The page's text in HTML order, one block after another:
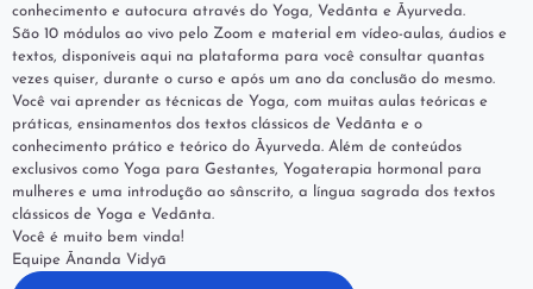
conhecimento e autocura através do Yoga, Vedānta e Āyurveda.
São 10 módulos ao vivo pelo Zoom e material em vídeo-aulas, áudios e
textos, disponíveis aqui na plataforma para você consultar quantas
vezes quiser, durante o curso e após um ano da conclusão do mesmo.
Você vai aprender as técnicas de Yoga, com muitas aulas teóricas e
práticas, ensinamentos dos textos clássicos de Vedānta e o
conhecimento prático e teórico do Āyurveda. Além de conteúdos
exclusivos como Yoga para Gestantes, Yogaterapia hormonal para
mulheres e uma introdução ao sânscrito, a língua sagrada dos textos
clássicos de Yoga e Vedānta.
Você é muito bem vinda!
Equipe Ānanda Vidyā